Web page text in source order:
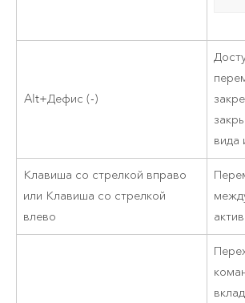
Alt+Дефис (-)
вида
Клавиша со стрелкой вправо
или Клавиша со стрелкой
влево